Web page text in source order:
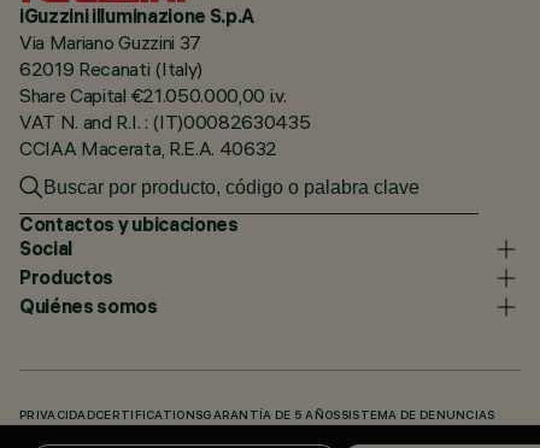
iGuzzini illuminazione S.p.A
Via Mariano Guzzini 37
62019 Recanati (Italy)
Share Capital €21.050.000,00 i.v.
VAT N. and R.I. : (IT)00082630435
CCIAA Macerata, R.E.A. 40632
Contactos y ubicaciones
Social
Productos
Quiénes somos
PRIVACIDADCERTIFICATIONSGARANTÍA DE 5 AÑOS SISTEMA DE DENUNCIAS